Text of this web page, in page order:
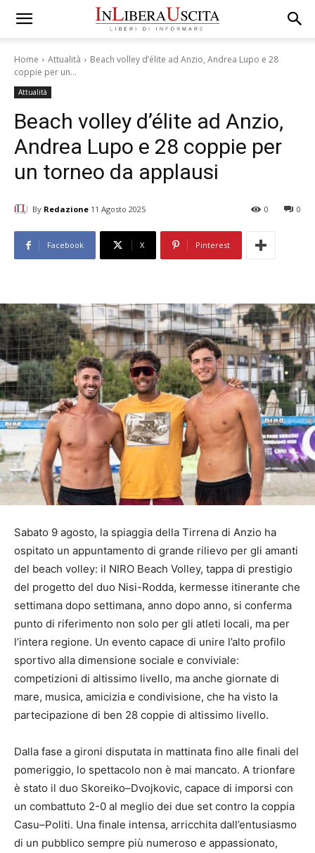
Home Attualità
Beach volley d’élite ad Anzio, Andrea Lupo e 28
coppie per un...
Attualità
Beach volley d’élite ad Anzio,
Andrea Lupo e 28 coppie per
un torneo da applausi
By Redazione 11 Agosto 2025 0
0
Facebook X Pinterest
Sabato 9 agosto, la spiaggia della Tirrena di Anzio ha
ospitato un appuntamento di grande rilievo per gli amanti
del beach volley: il NIRO Beach Volley, tappa di prestigio
del progetto del duo Nisi-Rodda, kermesse itinerante che
settimana dopo settimana, anno dopo anno, si conferma
punto di riferimento non solo per gli atleti locali, ma per
l’intera regione. Un evento capace di unire l’alto profilo
sportivo alla dimensione sociale e conviviale:
competizioni di altissimo livello, ma anche giornate di
mare, musica, amicizia e condivisione, che ha visto la
partecipazione di ben 28 coppie di altissimo livello.
Dalla fase a gironi disputata in mattinata fino alle finali del
pomeriggio, lo spettacolo non è mai mancato. A trionfare
è stato il duo Skoreiko–Dvojkovic, capace di imporsi con
un combattuto 2-0 al meglio dei due set contro la coppia
Casu–Politi. Una finale intensa, arricchita dall’entusiasmo
di un pubblico sempre più numeroso e appassionato,